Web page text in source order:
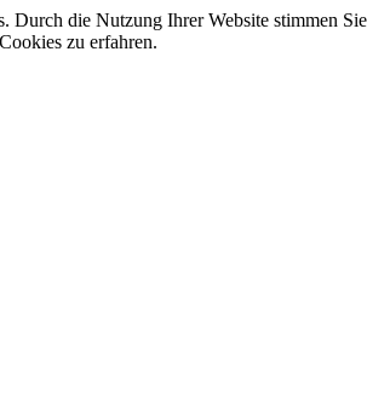
Durch die Nutzung Ihrer Website stimmen
zu erfahren.